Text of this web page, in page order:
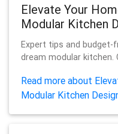
Elevate Your
Modular Kitchen
Expert tips and budget-
dream modular kitchen.
Read more about
Modular Kitchen